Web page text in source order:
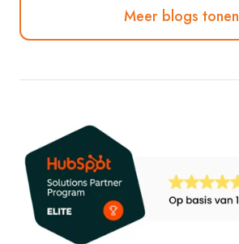
Meer blogs tonen